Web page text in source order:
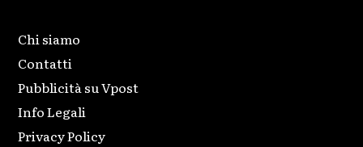
Chi siamo
Contatti
Pubblicità su Vpost
Info Legali
Privacy Policy